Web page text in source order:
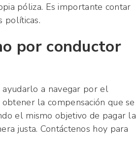
póliza. Es importante contar
políticas.
por conductor
ayudarlo a navegar por el
la compensación que se
el mismo objetivo de pagar la
justa. Contáctenos hoy para